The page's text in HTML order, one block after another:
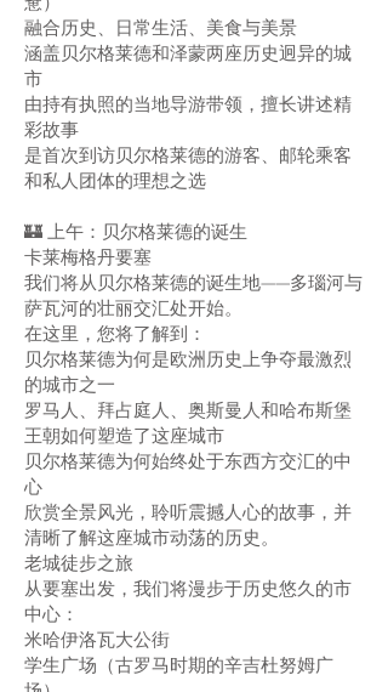
融合历史、日常生活、美食与美景
涵盖贝尔格莱德和泽蒙两座历史迥异的城
市
由持有执照的当地导游带领，擅长讲述精
彩故事
是首次到访贝尔格莱德的游客、邮轮乘客
和私人团体的理想之选
🏰 上午：贝尔格莱德的诞生
卡莱梅格丹要塞
我们将从贝尔格莱德的诞生地——多瑙河与
萨瓦河的壮丽交汇处开始。
在这里，您将了解到：
贝尔格莱德为何是欧洲历史上争夺最激烈
的城市之一
罗马人、拜占庭人、奥斯曼人和哈布斯堡
王朝如何塑造了这座城市
贝尔格莱德为何始终处于东西方交汇的中
心
欣赏全景风光，聆听震撼人心的故事，并
清晰了解这座城市动荡的历史。
老城徒步之旅
从要塞出发，我们将漫步于历史悠久的市
中心：
米哈伊洛瓦大公街
学生广场（古罗马时期的辛吉杜努姆广